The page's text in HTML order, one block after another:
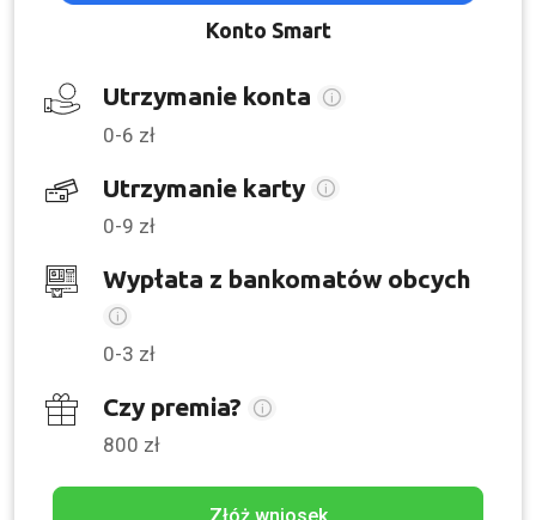
Konto Smart
Utrzymanie konta
0-6 zł
Utrzymanie karty
0-9 zł
Wypłata z bankomatów obcych
0-3 zł
Czy premia?
800 zł